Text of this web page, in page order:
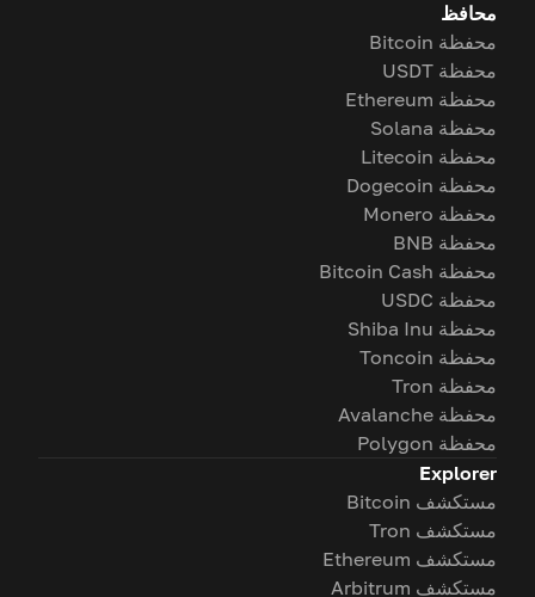
محافظ
محفظة Bitcoin
محفظة USDT
محفظة Ethereum
محفظة Solana
محفظة Litecoin
محفظة Dogecoin
محفظة Monero
محفظة BNB
محفظة Bitcoin Cash
محفظة USDC
محفظة Shiba Inu
محفظة Toncoin
محفظة Tron
محفظة Avalanche
محفظة Polygon
Explorer
مستكشف Bitcoin
مستكشف Tron
مستكشف Ethereum
مستكشف Arbitrum